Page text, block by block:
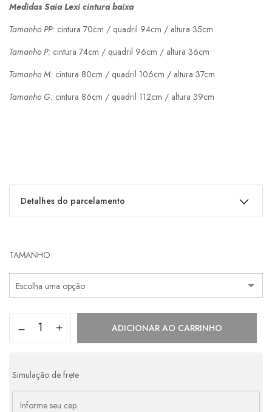
Medidas Saia Lexi cintura baixa
Tamanho PP: cintura 70cm / quadril 94cm / altura 35cm
Tamanho P: cintura 74cm / quadril 96cm / altura 36cm
Tamanho M: cintura 80cm / quadril 106cm / altura 37cm
Tamanho G: cintura 86cm / quadril 112cm / altura 39cm
Detalhes do parcelamento
2x deR$305,00s/ juros R$610,00
3x de
TAMANHO
ADICIONAR AO CARRINHO
Simulação de frete